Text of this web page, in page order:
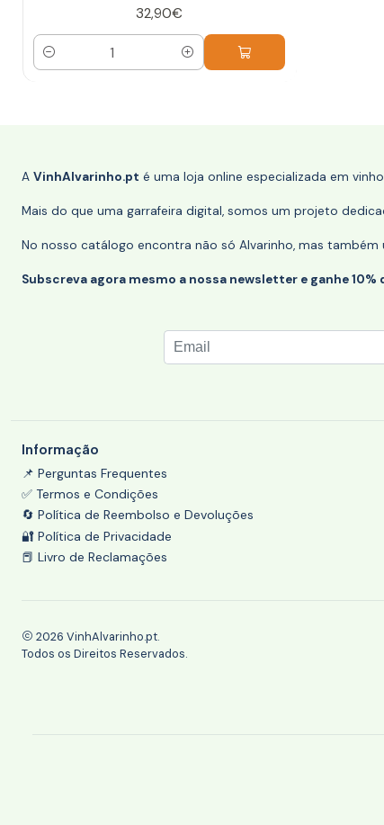
32,90€
Quantidade
A VinhAlvarinho.pt é uma loja online especializada em
Mais do que uma garrafeira digital, somos um projeto
No nosso catálogo encontra não só Alvarinho, mas
Subscreva agora mesmo a nossa newsletter e ganhe
Informação
📌 Perguntas Frequentes
✅ Termos e Condições
🔄 Política de Reembolso e Devoluções
🔐 Política de Privacidade
📕 Livro de Reclamações
2026 VinhAlvarinho.pt.
Todos os Direitos Reservados.